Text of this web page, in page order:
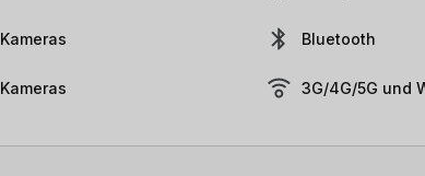
Kameras
Kameras
Bluetooth
3G/4G/5G und